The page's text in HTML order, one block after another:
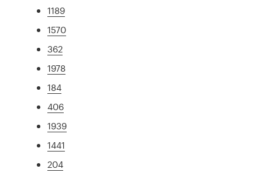
1189
1570
362
1978
184
406
1939
1441
204